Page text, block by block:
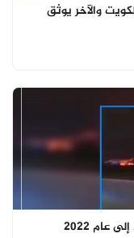
والآخر يوثق
عام 2022